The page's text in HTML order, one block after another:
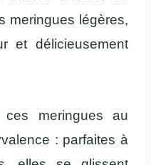
meringues légères,
et délicieusement
meringues au
: parfaites à